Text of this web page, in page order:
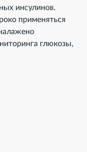
инсулинов.
применяться
глюкозы,